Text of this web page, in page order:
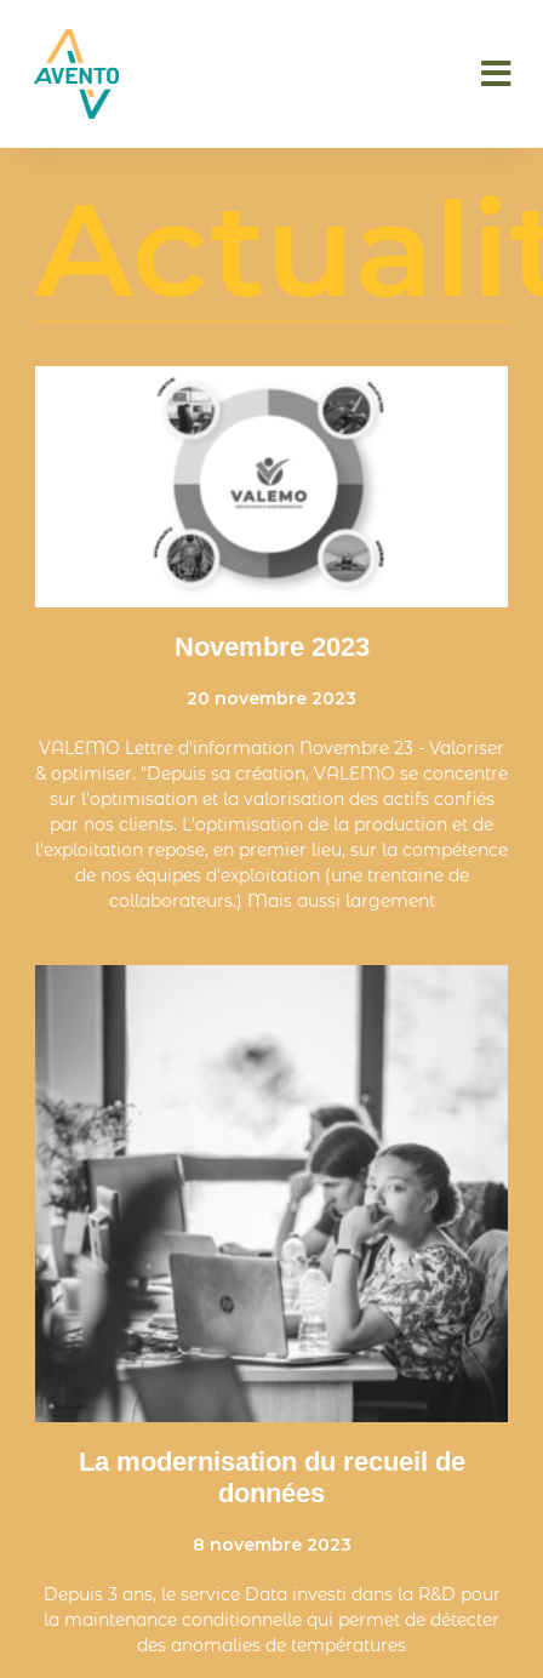
Novembre 2023
20 novembre 2023
VALEMO Lettre d'information Novembre 23 - Valoriser
& optimiser. "Depuis sa création, VALEMO se concentre
sur l'optimisation et la valorisation des actifs confiés
par nos clients. L'optimisation de la production et de
l'exploitation repose, en premier lieu, sur la compétence
de nos équipes d'exploitation (une trentaine de
collaborateurs.) Mais aussi largement
La modernisation du recueil de
données
8 novembre 2023
Depuis 3 ans, le service Data investi dans la R&D pour
la maintenance conditionnelle qui permet de détecter
des anomalies de températures